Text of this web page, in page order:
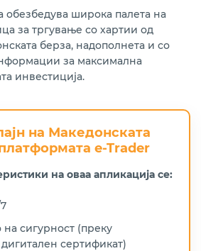
обезбедува широка палета на
за тргување со хартии од
берза, надополнета и со
за максимална
инвестиција.
на Македонската
e-Trader
на оваа апликација се:
сигурност (преку
сертификат)